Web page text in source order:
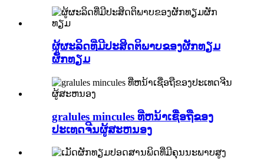
ຜູ້ຜະລິດທີ່ມີປະສິດຕິພາບຂອງຜັກທຽມ
ຜັກທຽມ
gralules mincules ທີ່ຫນ້າເຊື່ອຖືຂອງ
ປະເທດຈີນຜູ້ສະຫນອງ